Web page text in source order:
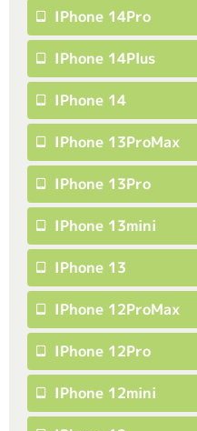
IPhone 14Pro
IPhone 14Plus
IPhone 14
IPhone 13ProMax
IPhone 13Pro
IPhone 13mini
IPhone 13
IPhone 12ProMax
IPhone 12Pro
IPhone 12mini